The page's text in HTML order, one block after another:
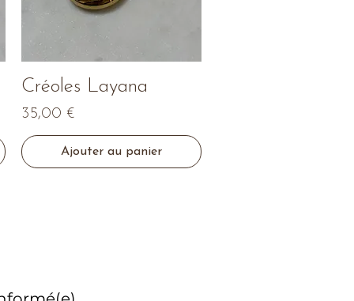
Aperçu rapide
Créoles Layana
Prix
35,00 €
Ajouter au panier